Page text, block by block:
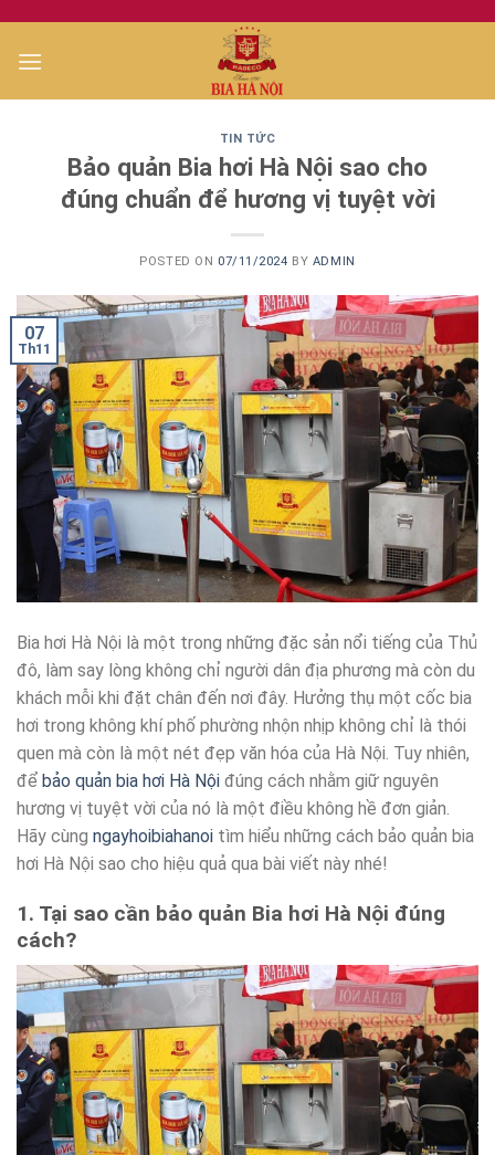
content
TIN TỨC
Bảo quản Bia hơi Hà Nội sao cho
đúng chuẩn để hương vị tuyệt vời
POSTED ON 07/11/2024 BY ADMIN
07
Th11
Bia hơi Hà Nội là một trong những đặc sản nổi tiếng của Thủ
đô, làm say lòng không chỉ người dân địa phương mà còn du
khách mỗi khi đặt chân đến nơi đây. Hưởng thụ một cốc bia
hơi trong không khí phố phường nhộn nhịp không chỉ là thói
quen mà còn là một nét đẹp văn hóa của Hà Nội. Tuy nhiên,
để bảo quản bia hơi Hà Nội đúng cách nhằm giữ nguyên
hương vị tuyệt vời của nó là một điều không hề đơn giản.
Hãy cùng ngayhoibiahanoi tìm hiểu những cách bảo quản bia
hơi Hà Nội sao cho hiệu quả qua bài viết này nhé!
1. Tại sao cần bảo quản Bia hơi Hà Nội đúng
cách?